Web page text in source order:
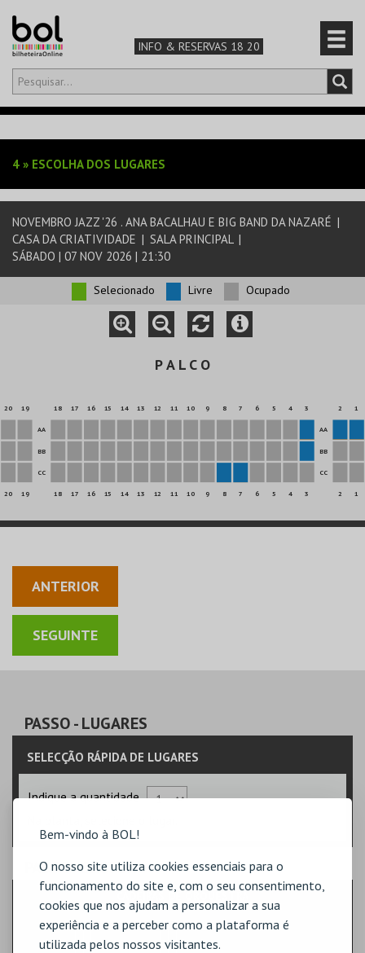
Bem-vindo à BOL!
O nosso site utiliza cookies essenciais para o
funcionamento do site e, com o seu consentimento,
cookies que nos ajudam a personalizar a sua
experiência e a perceber como a plataforma é
utilizada pelos nossos visitantes.
INFO & RESERVAS 18 20
Olá,iniciar sessão
TEATRO & ARTE
MÚSICA & FESTIVAIS
FAMÍLIA
DESPORTO & AVENTURA
4 » ESCOLHA DOS LUGARES
NOVEMBRO JAZZ '26 . ANA BACALHAU E BIG BAND DA NAZARÉ |
CASA DA CRIATIVIDADE | SALA PRINCIPAL |
SÁBADO | 07 NOV 2026 | 21:30
Selecionado Livre Ocupado
P A L C O
20 19 18 17 16 15 14 13 12 11 10 9 8 7 6 5 4 3 2 1
AA AA
BB BB
CC CC
20 19 18 17 16 15 14 13 12 11 10 9 8 7 6 5 4 3 2 1
ANTERIOR
PASSO- LUGARES
SELECÇÃO RÁPIDA DE LUGARES
Indique a quantidade
PASSO- SECTOR
CADEIRAS DE ORQUESTRA